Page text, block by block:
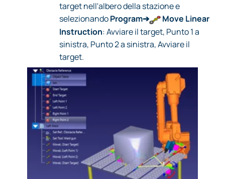
target nell'albero della stazione e
selezionandoProgram➔
Move Linear
Instruction: Avviare il target, Punto 1 a
sinistra, Punto 2 a sinistra, Avviare il
target.